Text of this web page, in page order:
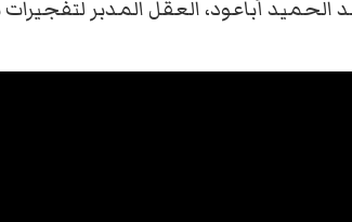
الحميد أباعود، العقل المدبر